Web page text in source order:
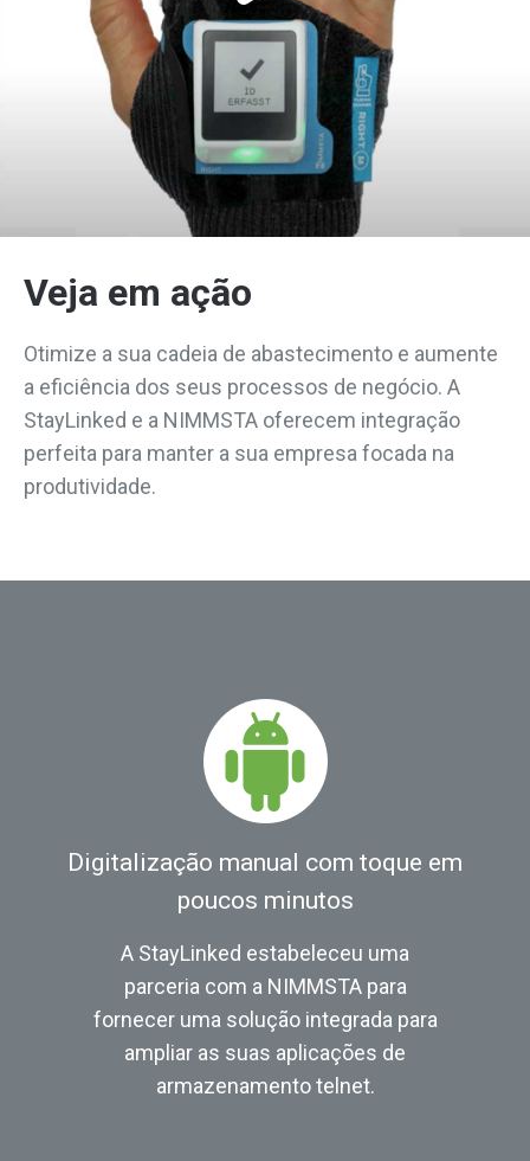
Veja em ação
Otimize a sua cadeia de abastecimento e aumente
a eficiência dos seus processos de negócio. A
StayLinked e a NIMMSTA oferecem integração
perfeita para manter a sua empresa focada na
produtividade.
Digitalização manual com toque em
poucos minutos
A StayLinked estabeleceu uma
parceria com a NIMMSTA para
fornecer uma solução integrada para
ampliar as suas aplicações de
armazenamento telnet.